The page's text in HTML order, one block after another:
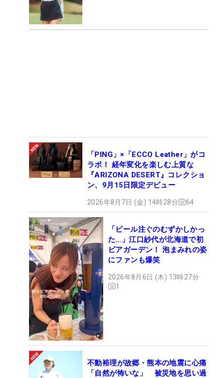
「PING」×「ECCO Leather」がコ
ラボ！ 経年変化を楽しむ上質な
『ARIZONA DESERT』コレクショ
ン、9月15日限定デビュー
2026年8月7日 (金) 14時28分 64
「ビール注ぐのむずかしかっ
た…」江口紗代が北海道で初
ビアガーデン！ 泡まみれの姿
にファンも爆笑
2026年8月6日 (木) 13時27分
1
不動裕理が故郷・熊本の地震に心痛
「自然が怖いな」 被災地を思い過